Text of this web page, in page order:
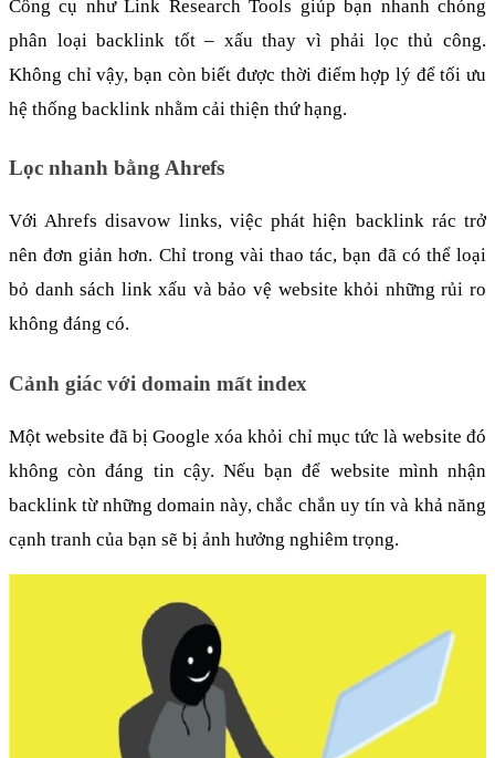
Công cụ như Link Research Tools giúp bạn nhanh chóng
phân loại backlink tốt – xấu thay vì phải lọc thủ công.
Không chỉ vậy, bạn còn biết được thời điểm hợp lý để tối ưu
hệ thống backlink nhằm cải thiện thứ hạng.
Lọc nhanh bằng Ahrefs
Với Ahrefs disavow links, việc phát hiện backlink rác trở
nên đơn giản hơn. Chỉ trong vài thao tác, bạn đã có thể loại
bỏ danh sách link xấu và bảo vệ website khỏi những rủi ro
không đáng có.
Cảnh giác với domain mất index
Một website đã bị Google xóa khỏi chỉ mục tức là website đó
không còn đáng tin cậy. Nếu bạn để website mình nhận
backlink từ những domain này, chắc chắn uy tín và khả năng
cạnh tranh của bạn sẽ bị ảnh hưởng nghiêm trọng.